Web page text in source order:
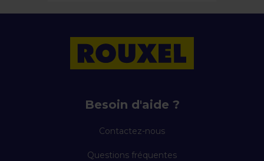
Besoin d'aide ?
Contactez-nous
Questions fréquentes